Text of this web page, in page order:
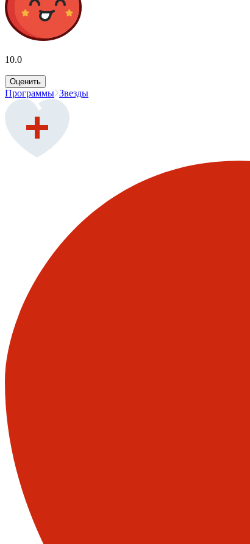
10.0
Оценить
Программы Звезды